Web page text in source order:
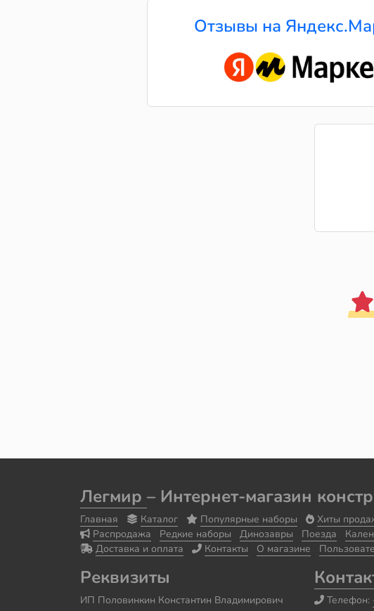
Отзывы на
Легмир – Интернет-магазин
Главная Каталог Популярные наборы Хиты
Распродажа
Редкие наборы Динозавры Поезда
Доставка и оплата
Контакты О магазине
Реквизиты
ИП Половинкин Константин Владимирович
Телефон: